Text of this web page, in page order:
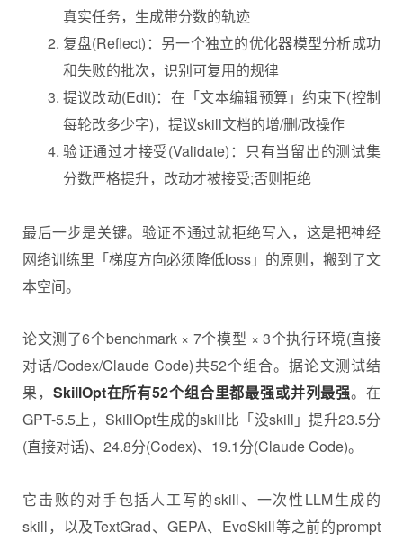
真实任务，生成带分数的轨迹
复盘(Reflect)：另一个独立的优化器模型分析成功
和失败的批次，识别可复用的规律
提议改动(Edit)：在「文本编辑预算」约束下(控制
每轮改多少字)，提议skill文档的增/删/改操作
验证通过才接受(Validate)：只有当留出的测试集
分数严格提升，改动才被接受;否则拒绝
最后一步是关键。验证不通过就拒绝写入，这是把神经
网络训练里「梯度方向必须降低loss」的原则，搬到了文
本空间。
论文测了6个benchmark × 7个模型 × 3个执行环境(直接
对话/Codex/Claude Code)共52个组合。据论文测试结
果， SkillOpt在所有52个组合里都最强或并列最强。在
GPT-5.5上，SkillOpt生成的skill比「没skill」提升23.5分
(直接对话)、24.8分(Codex)、19.1分(Claude Code)。
它击败的对手包括人工写的skill、一次性LLM生成的
skill，以及TextGrad、GEPA、EvoSkill等之前的prompt